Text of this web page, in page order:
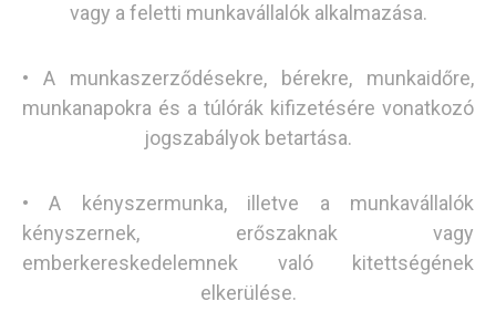
vagy a feletti munkavállalók alkalmazása.
• A munkaszerződésekre, bérekre, munkaidőre,
munkanapokra és a túlórák kifizetésére vonatkozó
jogszabályok betartása.
• A kényszermunka, illetve a munkavállalók
kényszernek, erőszaknak vagy
emberkereskedelemnek való kitettségének
elkerülése.